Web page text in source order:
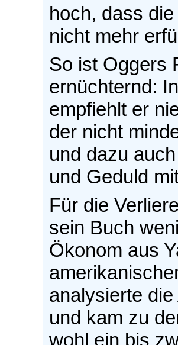
hoch, dass
nicht mehr
So ist Oggers
ernüchternd:
empfiehlt er
der nicht
und dazu
und Geduld
Für die
sein Buch
Ökonom aus
analysierte
und kam zu
wohl ein bis